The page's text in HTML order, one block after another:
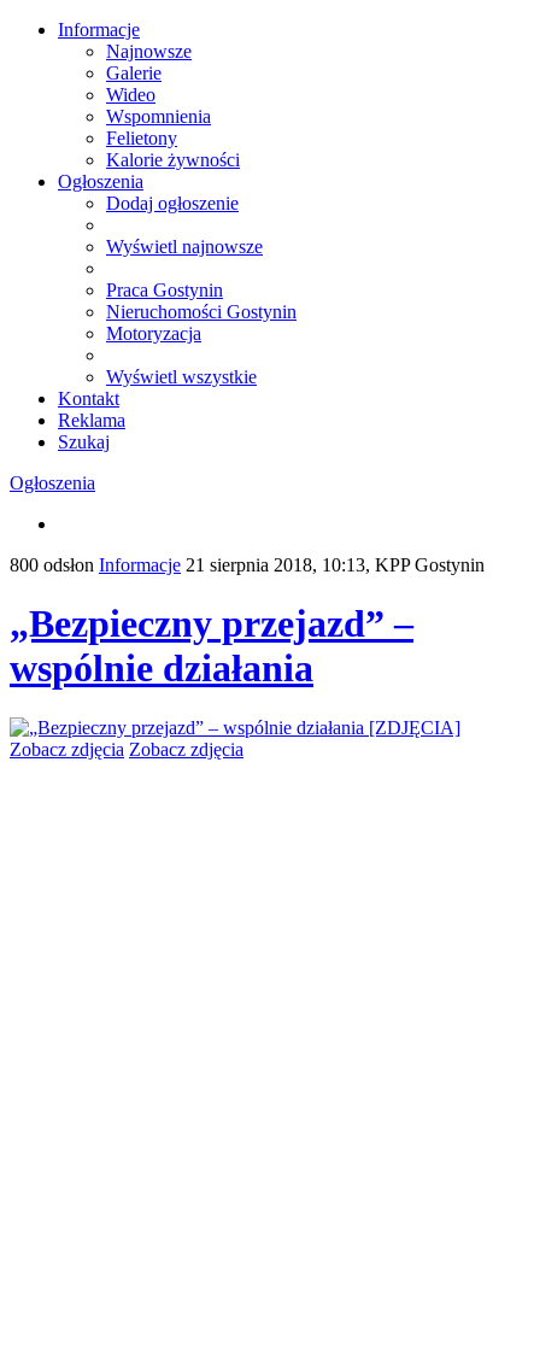
Informacje
Najnowsze
Galerie
Wideo
Wspomnienia
Felietony
Kalorie żywności
Ogłoszenia
Dodaj ogłoszenie
Wyświetl najnowsze
Praca Gostynin
Nieruchomości Gostynin
Motoryzacja
Wyświetl wszystkie
Kontakt
Reklama
Szukaj
Ogłoszenia
800 odsłon Informacje 21 sierpnia 2018, 10:13, KPP Gostynin
„Bezpieczny przejazd” –
wspólnie działania
Zobacz zdjęcia Zobacz zdjęcia